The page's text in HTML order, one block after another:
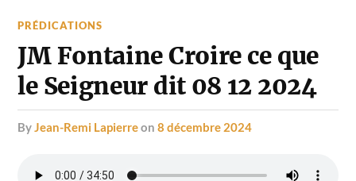
PRÉDICATIONS
JM Fontaine Croire ce que
le Seigneur dit 08 12 2024
byJean-Remi Lapierreon8 décembre 2024